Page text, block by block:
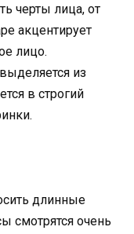
черты лица, от
акцентирует
лицо.
из
в строгий
длинные
смотрятся очень